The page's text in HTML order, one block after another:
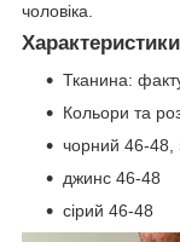
чоловіка.
Тканина:
Кольори та
чорний 46-48,
джинс 46-48
сірий 46-48